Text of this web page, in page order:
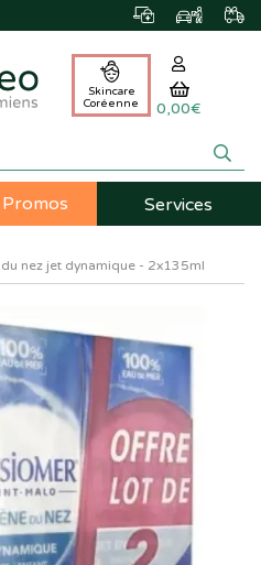
Skincare
Coréenne
0,00€
Promos Services
nez jet dynamique - 2x135ml